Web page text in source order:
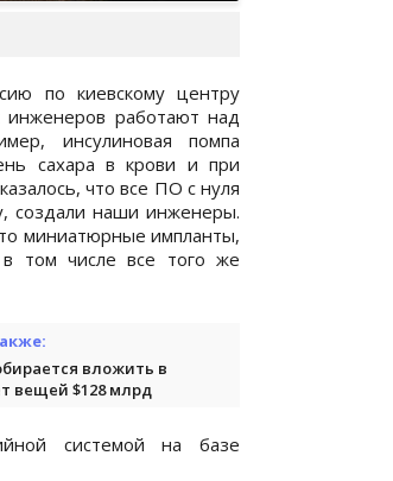
по киевскому центру
инженеров работают над
инсулиновая помпа
сахара в крови и при
что все ПО с нуля
создали наши инженеры.
миниатюрные импланты,
том числе все того же
вложить в
вещей $128 млрд
системой на базе